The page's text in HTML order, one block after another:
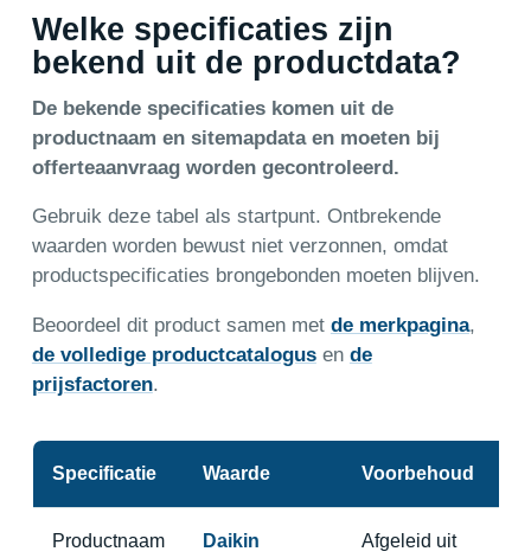
Welke specificaties zijn
bekend uit de productdata?
De bekende specificaties komen uit de
productnaam en sitemapdata en moeten bij
offerteaanvraag worden gecontroleerd.
Gebruik deze tabel als startpunt. Ontbrekende
waarden worden bewust niet verzonnen, omdat
productspecificaties brongebonden moeten blijven.
Beoordeel dit product samen met de merkpagina,
de volledige productcatalogusen de
prijsfactoren.
Specificatie Waarde Voorbehoud
Productnaam
Daikin
Afgeleid uit